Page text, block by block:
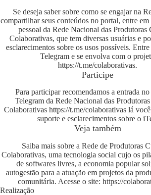
Se deseja saber sobre como se engajar na
compartilhar seus conteúdos no portal, entre
pessoal da Rede Nacional das Produtoras
Colaborativas, que tem diversas usuárias e
esclarecimentos sobre os usos possíveis.
Telegram e se envolva com o
https://t.me/colaborativas.
Participe
Para participar recomendamos a entrada
Telegram da Rede Nacional das
Colaborativas https://t.me/colaborativaslá você
suporte e esclarecimentos sobre o
Veja também
Saiba mais sobre a Rede de Produtoras
Colaborativas, uma tecnologia social cujo os
de softwares livres, a economia popular
autogestão para a atuação em projetos da
comunitária. Acesse o site: https://
Realização